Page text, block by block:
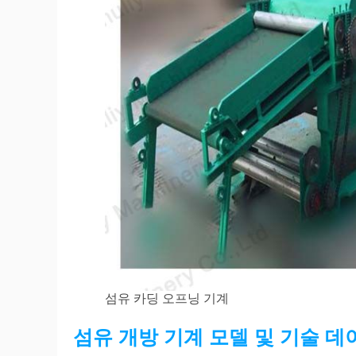
섬유 카딩 오프닝 기계
섬유 개방 기계 모델 및 기술 데